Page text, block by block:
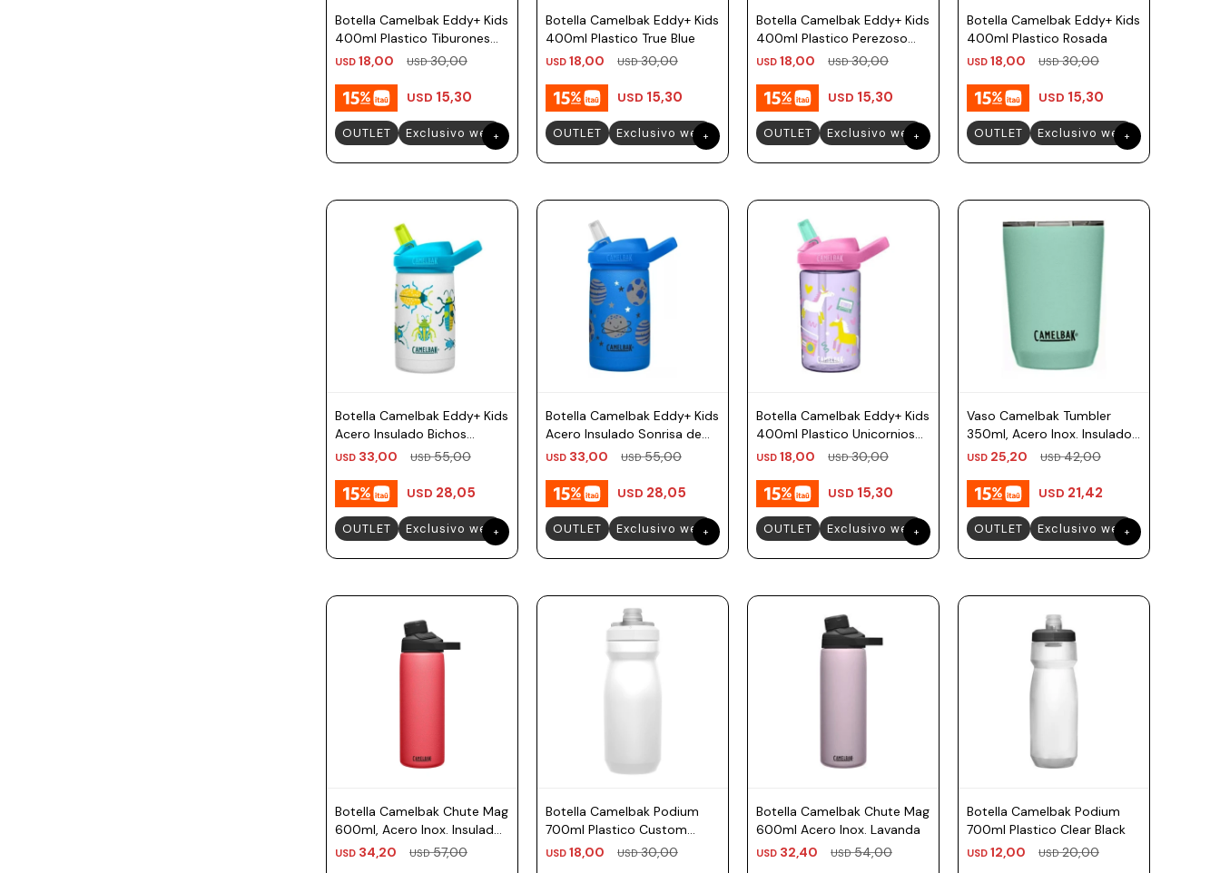
Botella Camelbak Eddy+ Kids
400ml Plastico Tiburones
Mantas
USD 18,00 USD 30,00
USD 15,30
OUTLET Exclusivo web
Botella Camelbak Eddy+ Kids
400ml Plastico True Blue
USD 18,00 USD 30,00
USD 15,30
OUTLET Exclusivo web
Botella Camelbak Eddy+ Kids
400ml Plastico Perezoso
Espacial
USD 18,00 USD 30,00
USD 15,30
OUTLET Exclusivo web
Botella Camelbak Eddy+ Kids
400ml Plastico Rosada
USD 18,00 USD 30,00
USD 15,30
OUTLET Exclusivo web
Botella Camelbak Eddy+ Kids
Acero Insulado Bichos
350ml
USD 33,00 USD 55,00
USD 28,05
OUTLET Exclusivo web
Botella Camelbak Eddy+ Kids
Acero Insulado Sonrisa de
Planetas 350ml
USD 33,00 USD 55,00
USD 28,05
OUTLET Exclusivo web
Botella Camelbak Eddy+ Kids
400ml Plastico Unicornios
Musicales
USD 18,00 USD 30,00
USD 15,30
OUTLET Exclusivo web
Vaso Camelbak Tumbler
350ml, Acero Inox. Insulado
- Verde Agua
USD 25,20 USD 42,00
USD 21,42
OUTLET Exclusivo web
Botella Camelbak Chute Mag
600ml, Acero Inox. Insulado
- Frutilla Salvaje
USD 34,20 USD 57,00
Botella Camelbak Podium
700ml Plastico Custom
White
USD 18,00 USD 30,00
Botella Camelbak Chute Mag
600ml Acero Inox. Lavanda
USD 32,40 USD 54,00
Botella Camelbak Podium
700ml Plastico Clear Black
USD 12,00 USD 20,00